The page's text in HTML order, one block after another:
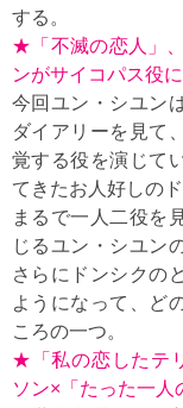
する。
★「不滅の恋人」
ンがサイコパス役に
今回ユン・シユン
ダイアリーを見て
覚する役を演じて
てきたお人好しの
まるで一人二役を
じるユン・シユン
さらにドンシクの
ようになって、ど
ころの一つ。
★「私の恋したテ
ソン×「たった一人